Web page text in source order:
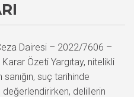
Dairesi – 2022/7606 –
Karar Özeti Yargıtay, nitelikli
suç tarihinde
değerlendirirken, delillerin